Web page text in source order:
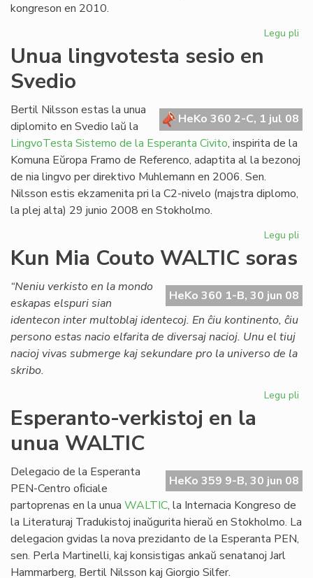
kongreson en 2010.
Legu pli
Unua lingvotesta sesio en
Svedio
HeKo 360 2-C, 1 jul 08
Bertil Nilsson estas la unua
diplomito en Svedio laŭ la
LingvoTesta Sistemo de la Esperanta Civito, inspirita de la
Komuna Eŭropa Framo de Referenco, adaptita al la bezonoj
de nia lingvo per direktivo Muhlemann en 2006. Sen.
Nilsson estis ekzamenita pri la C2-nivelo (majstra diplomo,
la plej alta) 29 junio 2008 en Stokholmo.
Legu pli
Kun Mia Couto WALTIC soras
HeKo 360 1-B, 30 jun 08
“Neniu verkisto en la mondo
eskapas elspuri sian
identecon inter multoblaj identecoj. En ĉiu kontinento, ĉiu
persono estas nacio elfarita de diversaj nacioj. Unu el tiuj
nacioj vivas submerge kaj sekundare pro la universo de la
skribo.
Legu pli
Esperanto-verkistoj en la
unua WALTIC
HeKo 359 9-B, 30 jun 08
Delegacio de la Esperanta
PEN-Centro oﬁciale
partoprenas en la unua WALTIC, la Internacia Kongreso de
la Literaturaj Tradukistoj inaŭgurita hieraŭ en Stokholmo. La
delegacion gvidas la nova prezidanto de la Esperanta PEN,
sen. Perla Martinelli, kaj konsistigas ankaŭ senatanoj Jarl
Hammarberg, Bertil Nilsson kaj Giorgio Silfer.